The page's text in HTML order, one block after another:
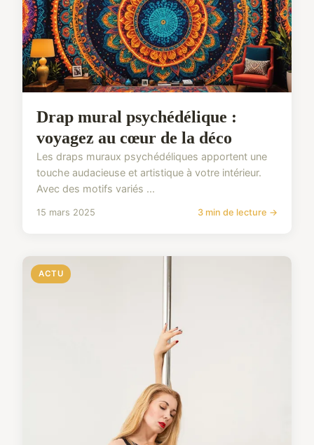
Drap mural psychédélique :
voyagez au cœur de la déco
Les draps muraux psychédéliques apportent une
touche audacieuse et artistique à votre intérieur.
Avec des motifs variés ...
15 mars 2025 3 min de lecture →
ACTU